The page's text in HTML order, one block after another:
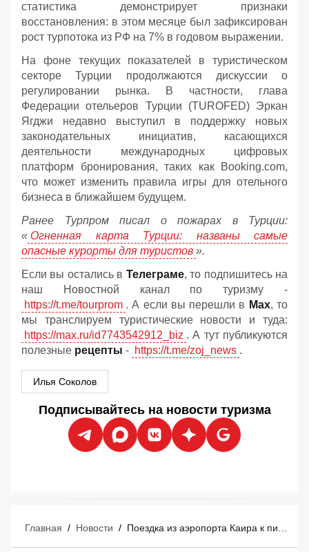
статистика демонстрирует признаки
восстановления: в этом месяце был зафиксирован
рост турпотока из РФ на 7% в годовом выражении.
На фоне текущих показателей в туристическом
секторе Турции продолжаются дискуссии о
регулировании рынка. В частности, глава
Федерации отельеров Турции (TUROFED) Эркан
Ягджи недавно выступил в поддержку новых
законодательных инициатив, касающихся
деятельности международных цифровых
платформ бронирования, таких как Booking.com,
что может изменить правила игры для отельного
бизнеса в ближайшем будущем.
Ранее Турпром писал о пожарах в Турции:
« Огненная карта Турции: названы самые
опасные курорты для туристов ».
Если вы остались в Телеграме, то подпишитесь на
наш Новостной канал по туризму -
https://t.me/tourprom . А если вы перешли в Мах, то
мы транслируем туристические новости и туда:
https://max.ru/id7743542912_biz . А тут публикуются
полезные рецепты - https://t.me/zoj_news .
Илья Соколов
Подписывайтесь на новости туризма
Главная / Новости / Поездка из аэропорта Каира к пирамидам: стоит ли ехать сразу после прилета?